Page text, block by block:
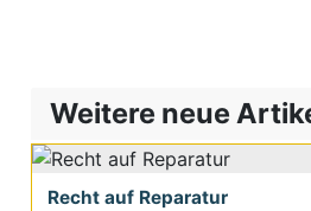
Weitere neue
Recht auf Reparatur